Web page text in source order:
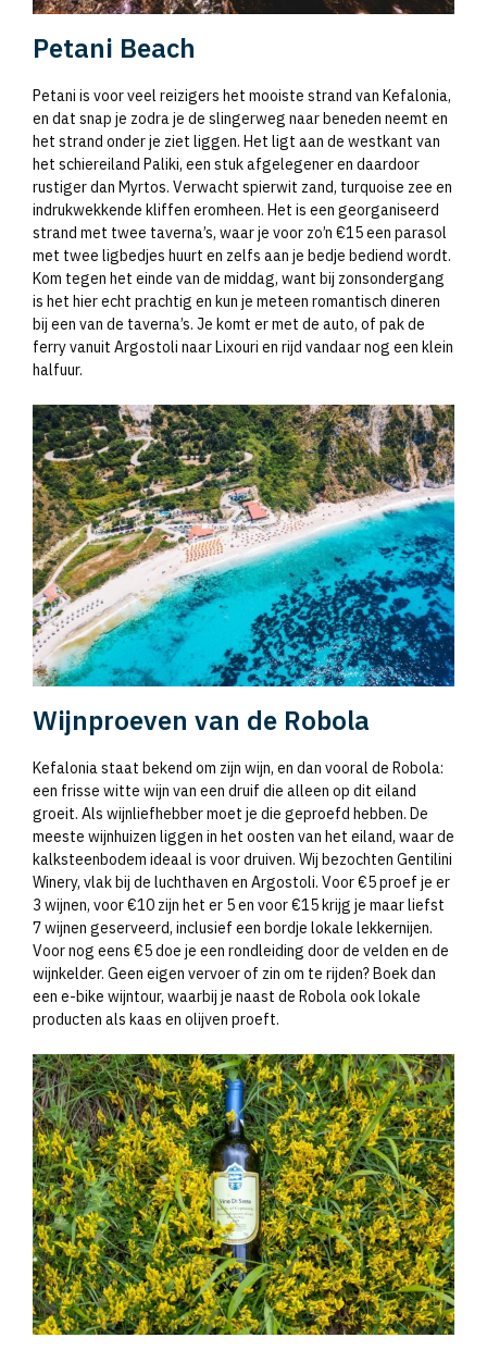
Petani Beach
Petani is voor veel reizigers het mooiste strand van Kefalonia,
en dat snap je zodra je de slingerweg naar beneden neemt en
het strand onder je ziet liggen. Het ligt aan de westkant van
het schiereiland Paliki, een stuk afgelegener en daardoor
rustiger dan Myrtos. Verwacht spierwit zand, turquoise zee en
indrukwekkende kliffen eromheen. Het is een georganiseerd
strand met twee taverna’s, waar je voor zo’n €15 een parasol
met twee ligbedjes huurt en zelfs aan je bedje bediend wordt.
Kom tegen het einde van de middag, want bij zonsondergang
is het hier echt prachtig en kun je meteen romantisch dineren
bij een van de taverna’s. Je komt er met de auto, of pak de
ferry vanuit Argostoli naar Lixouri en rijd vandaar nog een klein
halfuur.
Wijnproeven van de Robola
Kefalonia staat bekend om zijn wijn, en dan vooral de Robola:
een frisse witte wijn van een druif die alleen op dit eiland
groeit. Als wijnliefhebber moet je die geproefd hebben. De
meeste wijnhuizen liggen in het oosten van het eiland, waar de
kalksteenbodem ideaal is voor druiven. Wij bezochten Gentilini
Winery, vlak bij de luchthaven en Argostoli. Voor €5 proef je er
3 wijnen, voor €10 zijn het er 5 en voor €15 krijg je maar liefst
7 wijnen geserveerd, inclusief een bordje lokale lekkernijen.
Voor nog eens €5 doe je een rondleiding door de velden en de
wijnkelder. Geen eigen vervoer of zin om te rijden? Boek dan
een e-bike wijntour, waarbij je naast de Robola ook lokale
producten als kaas en olijven proeft.